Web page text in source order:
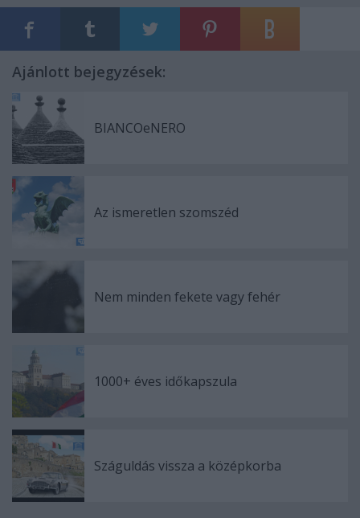
Ajánlott bejegyzések:
BIANCOeNERO
Az ismeretlen szomszéd
Nem minden fekete vagy fehér
1000+ éves időkapszula
Száguldás vissza a középkorba